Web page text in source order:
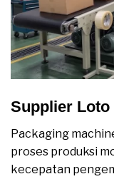
Supplier Loto
Packaging
proses produksi
kecepatan